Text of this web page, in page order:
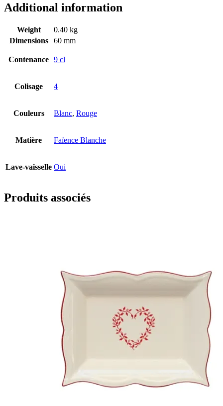
Additional information
Weight
0.40 kg
Dimensions
60 mm
Contenance 9 cl
Colisage 4
Couleurs Blanc, Rouge
Matière Faïence Blanche
Lave-vaisselle Oui
Produits associés